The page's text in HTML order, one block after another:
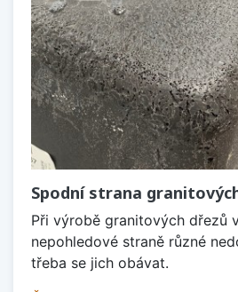
Spodní strana
Při výrobě granitových dřezů
nepohledové straně různé
třeba se jich obávat.